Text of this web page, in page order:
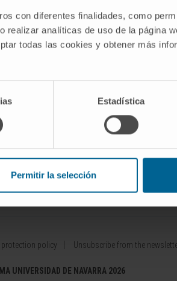
con diferentes finalidades, como
realizar analíticas de uso de la página
todas las cookies y obtener más
Estadística
Permitir la selección
Our Researchers
Research Programs
Scientific activity
Drug
Patents
Investor Area
Cima Lab Diagnostics
protection policy Unsubscribe from the
UNIVERSIDAD DE NAVARRA 2026